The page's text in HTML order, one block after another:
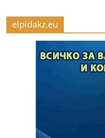
elpidakz.eu